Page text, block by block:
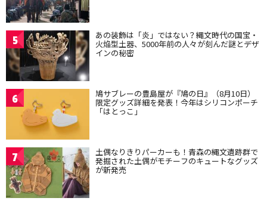
5 あの装飾は「炎」ではない？縄文時代の国宝・
火焔型土器、5000年前の人々が刻んだ謎とデザ
インの秘密
6 鳩サブレーの豊島屋が『鳩の日』（8月10日）
限定グッズ詳細を発表！今年はシリコンポーチ
「はとっこ」
7 土偶なりきりパーカーも！青森の縄文遺跡群で
発掘された土偶がモチーフのキュートなグッズ
が新発売